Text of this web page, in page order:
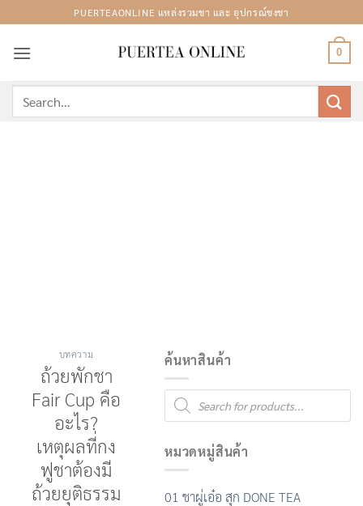
to
content
PUERTEAONLINE แหล่งรวมชา และ อุปกรณ์ชงชา
0
for:
บทความ
ถ้วยพักชา
Fair Cup คือ
อะไร?
เหตุผลที่กง
ฟูชาต้องมี
ถ้วยยุติธรรม
ค้นหาสินค้า
Products
search
หมวดหมู่สินค้า
01 ชาผู่เอ๋อ สุก DONE TEA